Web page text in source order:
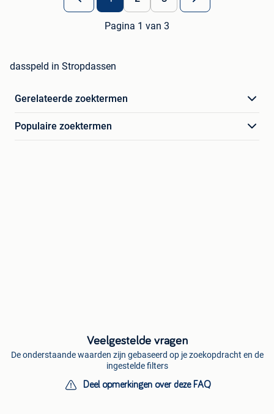
Pagina 1 van 3
dasspeld in Stropdassen
Gerelateerde zoektermen
Populaire zoektermen
Veelgestelde vragen
De onderstaande waarden zijn gebaseerd op je zoekopdracht en de
ingestelde filters
Deel opmerkingen over deze FAQ